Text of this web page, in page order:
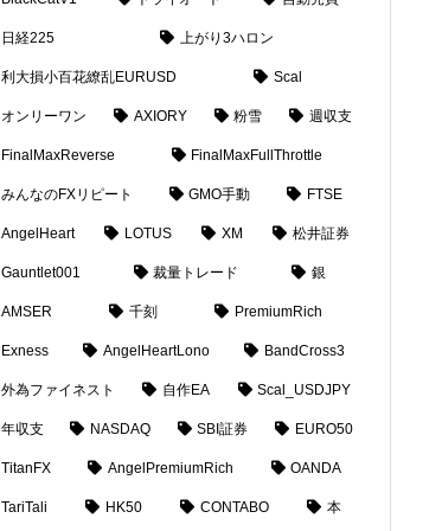
日経225 上がり3ハロン
利大損小百花繚乱EURUSD Scal
オンリーワン AXIORY 粉雪 週収支
FinalMaxReverse FinalMaxFullThrottle
みんなのFXリピート GMO手動 FTSE
AngelHeart LOTUS XM 松井証券
Gauntlet001 裁量トレード 銀
AMSER 千刻 PremiumRich
Exness AngelHeartLono BandCross3
外為ファイネスト 自作EA Scal_USDJPY
年収支 NASDAQ SBI証券 EURO50
TitanFX AngelPremiumRich OANDA
TariTali HK50 CONTABO 本